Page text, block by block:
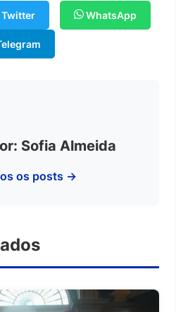
Twitter WhatsApp
Sofia Almeida
os posts →